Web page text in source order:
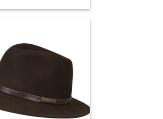
verlanglijst